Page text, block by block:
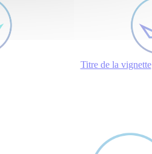
Titre de la vignette